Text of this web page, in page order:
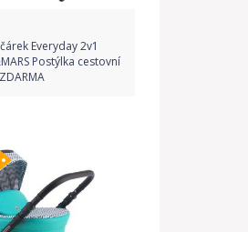
Everyday 2v1
Postýlka cestovní
produktu